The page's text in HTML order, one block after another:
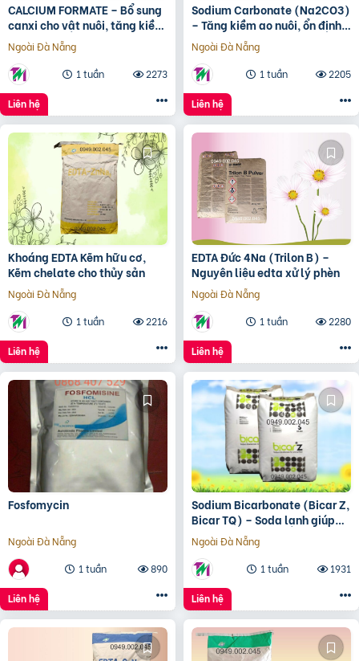
CALCIUM FORMATE – Bổ sung
canxi cho vật nuôi, tăng kiềm
ao nuôi
Ngoài Đà Nẵng
1 tuần
2273
Liên hệ
Sodium Carbonate (Na2CO3)
– Tăng kiềm ao nuôi, ổn định
môi trường
Ngoài Đà Nẵng
1 tuần
2205
Liên hệ
Khoáng EDTA Kẽm hữu cơ,
Kẽm chelate cho thủy sản
Ngoài Đà Nẵng
1 tuần
2216
Liên hệ
EDTA Đức 4Na (Trilon B) –
Nguyên liệu edta xử lý phèn
Ngoài Đà Nẵng
1 tuần
2280
Liên hệ
Fosfomycin
Ngoài Đà Nẵng
1 tuần
890
Liên hệ
Sodium Bicarbonate (Bicar Z,
Bicar TQ) – Soda lạnh giúp
nâng kiềm ao nuôi
Ngoài Đà Nẵng
1 tuần
1931
Liên hệ